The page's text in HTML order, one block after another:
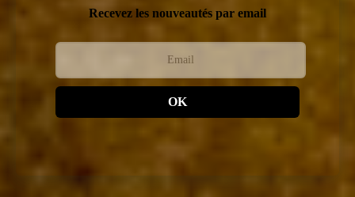
Recevez les nouveautés par email
OK